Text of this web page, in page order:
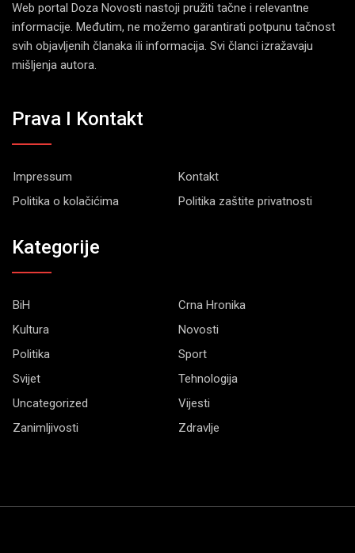
Web portal Doza Novosti nastoji pružiti tačne i relevantne
informacije. Međutim, ne možemo garantirati potpunu tačnost
svih objavljenih članaka ili informacija. Svi članci izražavaju
mišljenja autora.
Prava I Kontakt
Impressum
Kontakt
Politika o kolačićima
Politika zaštite privatnosti
Kategorije
BiH
Crna Hronika
Kultura
Novosti
Politika
Sport
Svijet
Tehnologija
Uncategorized
Vijesti
Zanimljivosti
Zdravlje